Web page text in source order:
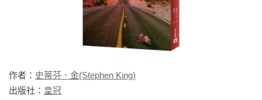
作者： 史蒂芬．金(Stephen King)
出版社： 皇冠